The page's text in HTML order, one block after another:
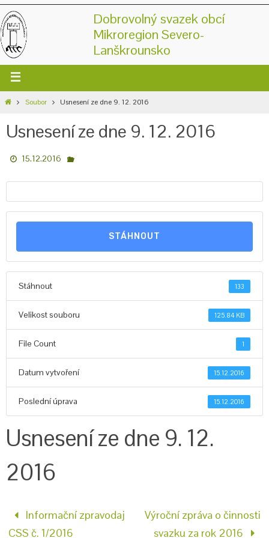
Dobrovolný svazek obcí
Mikroregion Severo-
Lanškrounsko
Soubor Usnesení ze dne 9. 12. 2016
Usnesení ze dne 9. 12. 2016
15.12.2016
STÁHNOUT
Stáhnout 133
Velikost souboru 125.84 KB
File Count 1
Datum vytvoření 15.12.2016
Poslední úprava 15.12.2016
Usnesení ze dne 9. 12.
2016
Informační zpravodaj
CSS č. 1/2016
Výroční zpráva o činnosti
svazku za rok 2016